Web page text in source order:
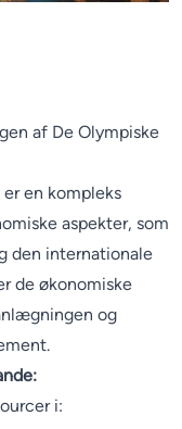
af ​​De Olympiske
er en kompleks
aspekter, som
den internationale
de økonomiske
og
i: